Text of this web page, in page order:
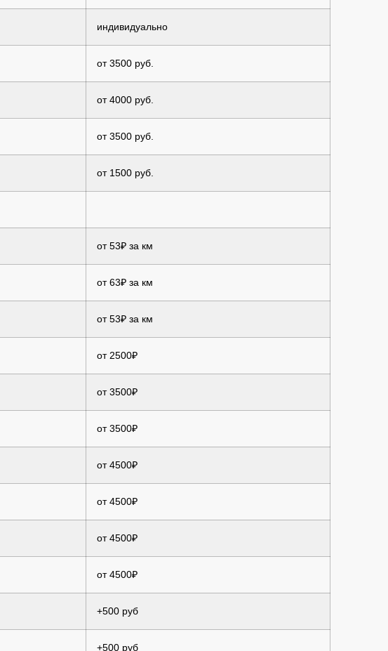
индивидуально
от 3500 руб.
от 4000 руб.
от 3500 руб.
от 1500 руб.
от 53₽ за км
от 63₽ за км
от 53₽ за км
от 2500₽
от 3500₽
от 3500₽
от 4500₽
от 4500₽
от 4500₽
от 4500₽
+500 руб
+500 руб